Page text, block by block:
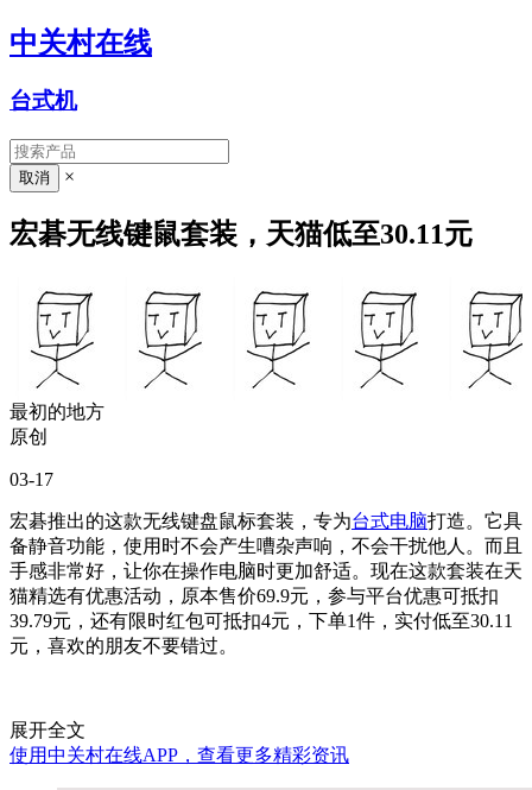
中关村在线
台式机
×
宏碁无线键鼠套装，天猫低至30.11元
最初的地方
原创
03-17
宏碁推出的这款无线键盘鼠标套装，专为台式电脑打造。它具
备静音功能，使用时不会产生嘈杂声响，不会干扰他人。而且
手感非常好，让你在操作电脑时更加舒适。现在这款套装在天
猫精选有优惠活动，原本售价69.9元，参与平台优惠可抵扣
39.79元，还有限时红包可抵扣4元，下单1件，实付低至30.11
元，喜欢的朋友不要错过。
展开全文
使用中关村在线APP，查看更多精彩资讯